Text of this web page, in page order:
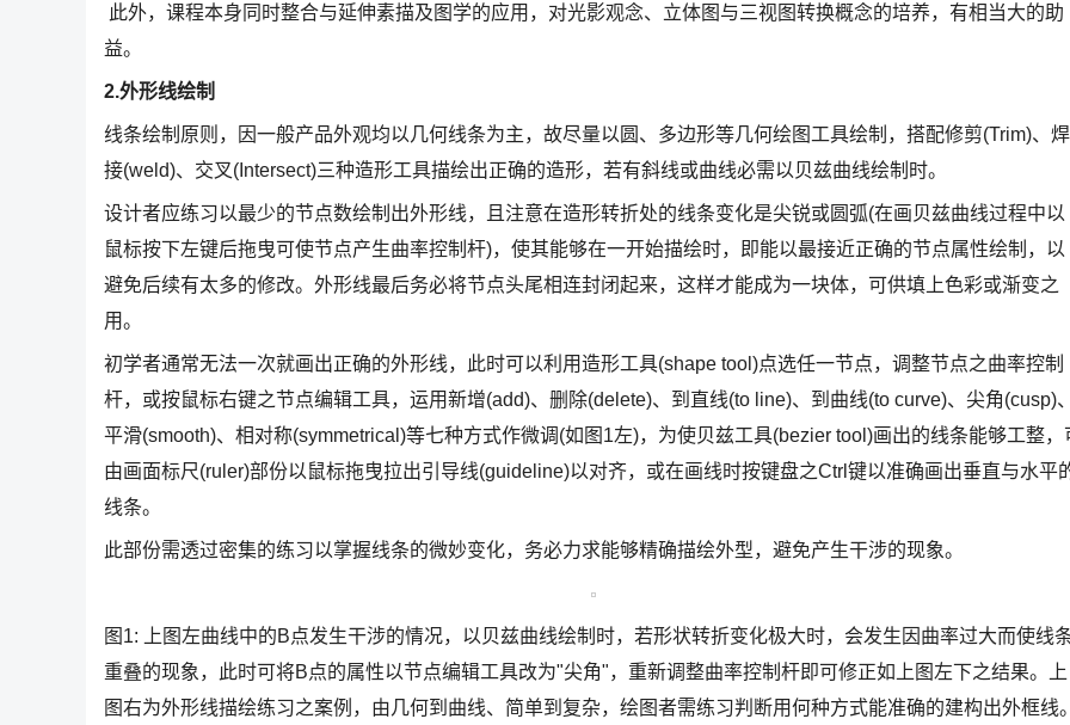
此外，课程本身同时整合与延伸素描及图学的应用，对光影观念、立体图与三视图转换概念的培养，有相当大的助
益。
2.外形线绘制
线条绘制原则，因一般产品外观均以几何线条为主，故尽量以圆、多边形等几何绘图工具绘制，搭配修剪(Trim)、焊
接(weld)、交叉(Intersect)三种造形工具描绘出正确的造形，若有斜线或曲线必需以贝兹曲线绘制时。
设计者应练习以最少的节点数绘制出外形线，且注意在造形转折处的线条变化是尖锐或圆弧(在画贝兹曲线过程中以
鼠标按下左键后拖曳可使节点产生曲率控制杆)，使其能够在一开始描绘时，即能以最接近正确的节点属性绘制，以
避免后续有太多的修改。外形线最后务必将节点头尾相连封闭起来，这样才能成为一块体，可供填上色彩或渐变之
用。
初学者通常无法一次就画出正确的外形线，此时可以利用造形工具(shape tool)点选任一节点，调整节点之曲率控制
杆，或按鼠标右键之节点编辑工具，运用新增(add)、删除(delete)、到直线(to line)、到曲线(to curve)、尖角(cusp)、
平滑(smooth)、相对称(symmetrical)等七种方式作微调(如图1左)，为使贝兹工具(bezier tool)画出的线条能够工整，
由画面标尺(ruler)部份以鼠标拖曳拉出引导线(guideline)以对齐，或在画线时按键盘之Ctrl键以准确画出垂直与水平
线条。
此部份需透过密集的练习以掌握线条的微妙变化，务必力求能够精确描绘外型，避免产生干涉的现象。
图1: 上图左曲线中的B点发生干涉的情况，以贝兹曲线绘制时，若形状转折变化极大时，会发生因曲率过大而使线
重叠的现象，此时可将B点的属性以节点编辑工具改为"尖角"，重新调整曲率控制杆即可修正如上图左下之结果。上
图右为外形线描绘练习之案例，由几何到曲线、简单到复杂，绘图者需练习判断用何种方式能准确的建构出外框线。